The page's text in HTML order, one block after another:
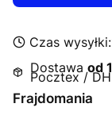
Czas wysyłki:
Dostawaod
Pocztex /
Frajdomania